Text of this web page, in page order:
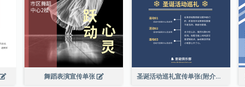
舞蹈表演宣传单张 圣诞活动巡礼宣传单张(附介绍)